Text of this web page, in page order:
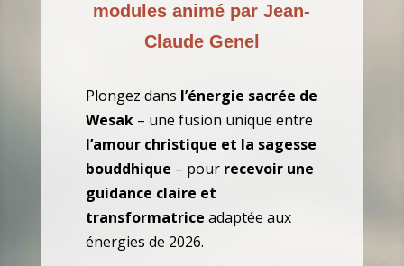
modules animé par Jean-
Claude Genel
Plongez dans l’énergie sacrée de
Wesak– une fusion unique entre
l’amour christique et la sagesse
bouddhique – pour recevoir une
guidance claire et
transformatrice adaptée aux
énergies de 2026.